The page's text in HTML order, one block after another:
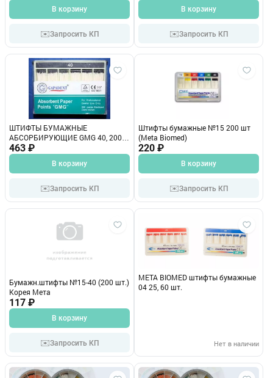
В корзину
✉️Запросить КП
В корзину
✉️Запросить КП
ШТИФТЫ БУМАЖНЫЕ
АБСОРБИРУЮЩИЕ GMG 40, 200
шт.
463 ₽
В корзину
✉️Запросить КП
Штифты бумажные №15 200 шт
(Meta Biomed)
220 ₽
В корзину
✉️Запросить КП
Бумажн.штифты №15-40 (200 шт.)
Корея Мета
117 ₽
В корзину
✉️Запросить КП
МЕТА BIOMED штифты бумажные
04 25, 60 шт.
Нет в наличии